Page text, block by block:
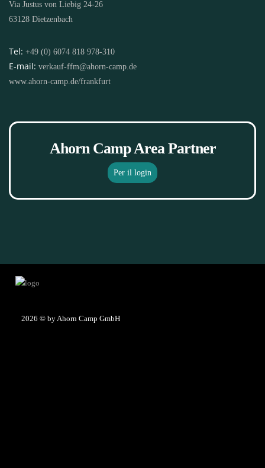
Via Justus von Liebig 24-26
63128 Dietzenbach
Tel: +49 (0) 6074 818 978-310
E-mail: verkauf-ffm@ahorn-camp.de
www.ahorn-camp.de/frankfurt
Ahorn Camp Area Partner
Per il login
2026 © by Ahorn Camp GmbH